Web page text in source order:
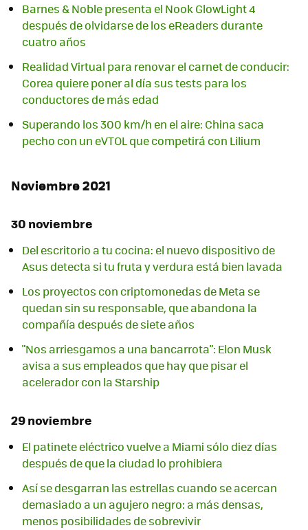
Barnes & Noble presenta el Nook GlowLight 4
después de olvidarse de los eReaders durante
cuatro años
Realidad Virtual para renovar el carnet de conducir:
Corea quiere poner al día sus tests para los
conductores de más edad
Superando los 300 km/h en el aire: China saca
pecho con un eVTOL que competirá con Lilium
Noviembre 2021
30 noviembre
Del escritorio a tu cocina: el nuevo dispositivo de
Asus detecta si tu fruta y verdura está bien lavada
Los proyectos con criptomonedas de Meta se
quedan sin su responsable, que abandona la
compañía después de siete años
"Nos arriesgamos a una bancarrota": Elon Musk
avisa a sus empleados que hay que pisar el
acelerador con la Starship
29 noviembre
El patinete eléctrico vuelve a Miami sólo diez días
después de que la ciudad lo prohibiera
Así se desgarran las estrellas cuando se acercan
demasiado a un agujero negro: a más densas,
menos posibilidades de sobrevivir